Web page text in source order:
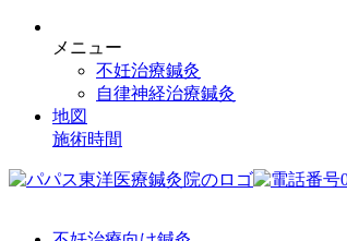
メニュー
不妊治療鍼灸
自律神経治療鍼灸
地図
施術時間